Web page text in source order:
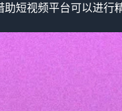
短视频平台可以进行